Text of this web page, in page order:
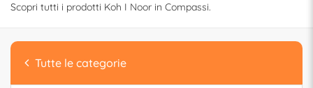
Scopri tutti i prodotti Koh I Noor in Compassi.
Tutte le categorie